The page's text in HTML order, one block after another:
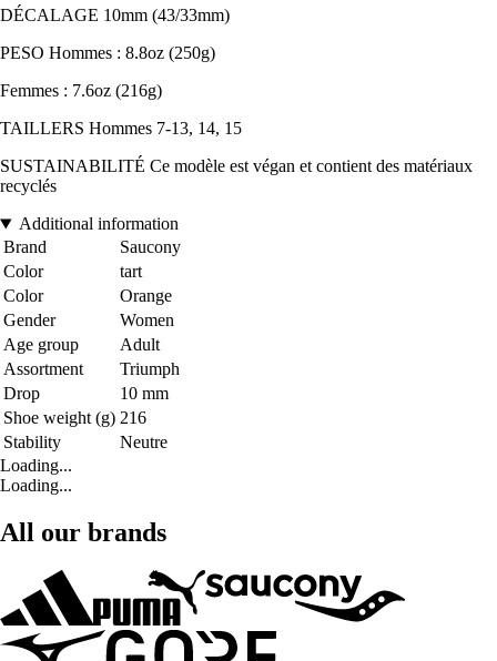
DÉCALAGE 10mm (43/33mm)
PESO Hommes : 8.8oz (250g)
Femmes : 7.6oz (216g)
TAILLERS Hommes 7-13, 14, 15
SUSTAINABILITÉ Ce modèle est végan et contient des matériaux
recyclés
Additional information
Brand
Saucony
Color
tart
Color
Orange
Gender
Women
Age group
Adult
Assortment
Triumph
Drop
10 mm
Shoe weight (g) 216
Stability
Neutre
Loading...
Loading...
All our brands